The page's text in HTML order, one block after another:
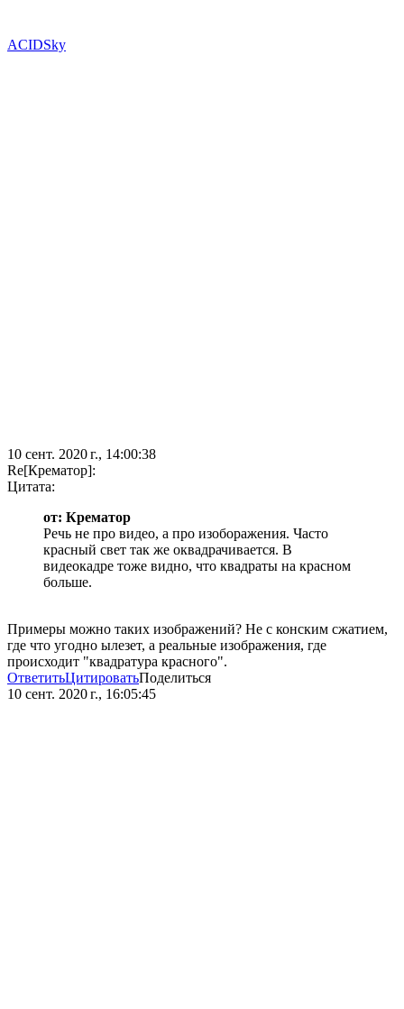
ACIDSky
10 сент. 2020 г., 14:00:38
Re[Крематор]:
Цитата:
от: Крематор
Речь не про видео, а про изоборажения. Часто
красный свет так же оквадрачивается. В
видеокадре тоже видно, что квадраты на красном
больше.
Примеры можно таких изображений? Не с конским сжатием,
где что угодно ылезет, а реальные изображения, где
происходит "квадратура красного".
ОтветитьЦитироватьПоделиться
10 сент. 2020 г., 16:05:45